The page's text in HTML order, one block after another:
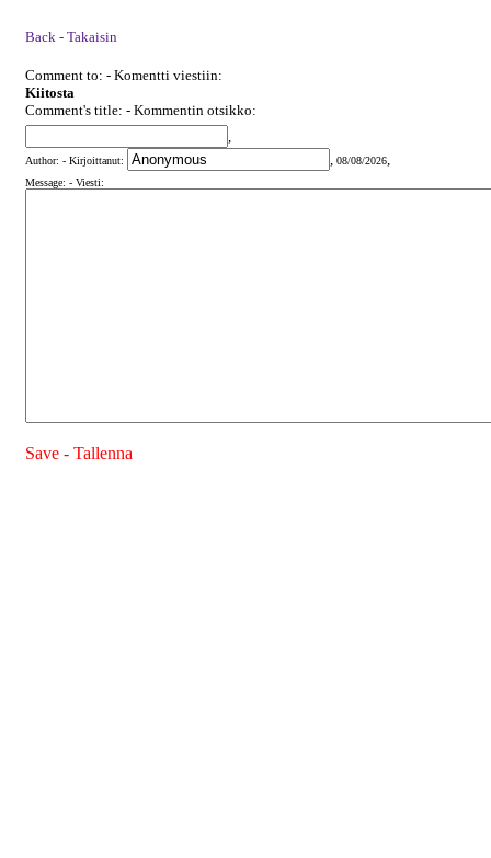
Back - Takaisin
Comment to: - Komentti viestiin:
Kiitosta
Comment's title: - Kommentin otsikko:
,
Author: - Kirjoittanut: , 08/08/2026,
Message: - Viesti:
Save - Tallenna